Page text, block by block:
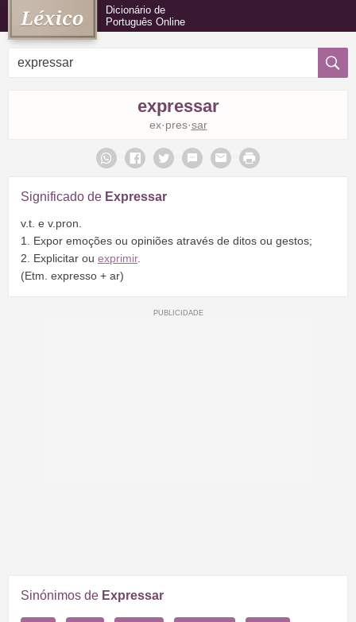
Dicionário de
Português Online
expressar
ex·pres·sar
Significado de Expressar
v.t. e v.pron.
1. Expor emoções ou opiniões através de ditos ou gestos;
2. Explicitar ou exprimir.
(Etm. expresso + ar)
Sinónimos de Expressar